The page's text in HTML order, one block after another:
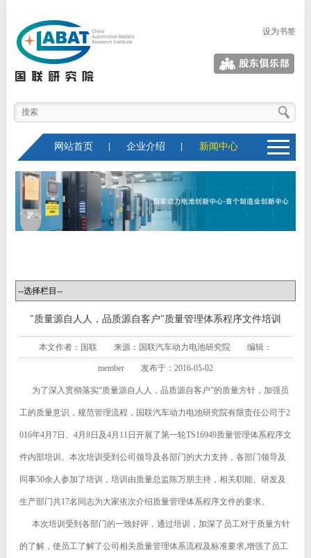
设为书签
股东俱乐部
网站首页 企业介绍 新闻中心
"质量源自人人，品质源自客户"质量管理体系程序文件培训
本文作者：国联 来源：国联汽车动力电池研究院 编辑：
member 发布于：2016-05-02
为了深入贯彻落实“质量源自人人，品质源自客户”的质量方针，加强员
工的质量意识，规范管理流程，国联汽车动力电池研究院有限责任公司于2
016年4月7日、4月8日及4月11日开展了第一轮TS16949质量管理体系程序文
件内部培训。本次培训受到公司领导及各部门的大力支持，各部门领导及
同事50余人参加了培训，培训由质量总监陈万朋主持，相关职能、研发及
生产部门共17名同志为大家依次介绍质量管理体系程序文件的要求。
本次培训受到各部门的一致好评，通过培训，加深了员工对于质量方针
的了解，使员工了解了公司相关质量管理体系流程及标准要求,增强了员工